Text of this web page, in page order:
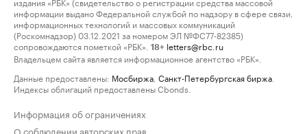
информации выдано Федеральной службой по надзору в сфере связи,
информационных технологий и массовых коммуникаций
(Роскомнадзор) 03.12.2021 за номером ЭЛ №ФС77-82385)
сопровождаются пометкой «РБК».
18+ letters@rbc.ru
Владельцем сайта является информационное агентство «РБК».
Данные предоставлены: Мосбиржа Санкт-Петербургская биржа
Индексы облигаций предоставлены Cbonds.
Информация об ограничениях
О соблюдении авторских прав